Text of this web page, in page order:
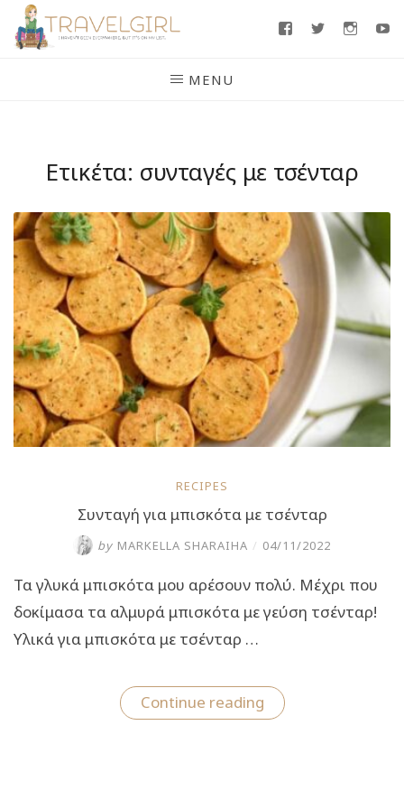
Skip
FacebookTwitter
MENU
Ετικέτα: συνταγές με τσένταρ
RECIPES
Συνταγή για μπισκότα με τσένταρ
by MARKELLA SHARAIHA / 04/11/2022
Τα γλυκά μπισκότα μου αρέσουν πολύ. Μέχρι που
δοκίμασα τα αλμυρά μπισκότα με γεύση τσένταρ!
Υλικά για μπισκότα με τσένταρ …
Continue reading“Συνταγή
για